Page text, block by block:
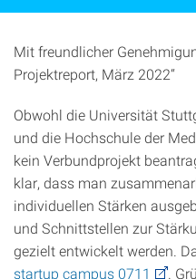
Mit freundlicher
Projektreport, März 2022“
Obwohl die Universität
und die Hochschule der
kein Verbundprojekt
klar, dass man
individuellen Stärken
und Schnittstellen zur
gezielt entwickelt werden.
startup campus 0711
.